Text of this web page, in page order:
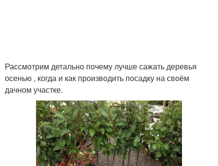
Рассмотрим детально почему лучше сажать деревья
осенью , когда и как производить посадку на своём
дачном участке.